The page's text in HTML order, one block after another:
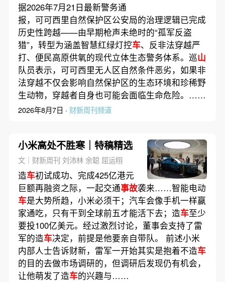
据2026年7月21日最新警务通
报，可可西里自然保护区公安局的治理逻辑已完成
历史性跨越——由早期枪声未绝时的“孤军反盗
猎”，转型为涵盖智慧红绿灯控车、反非法穿越严
打、便民高原供氧的现代立体生态警务体系。巡山
队员表示，可可西里无人区自然条件恶劣，如果非
法穿越不仅会影响自然保护区的生态环境和珍稀野
生动物，穿越者自身也可能会面临生命危险。……
2026年8月7日 · 财新周刊频道
小米高处不胜寒｜特稿精选
文｜财新周刊 刘沛林 余聪 屈运栩
造车初试成功、完成425亿港元
巨额再融资之际，一起交通事故袭来……智能电动
车是大势所趋，小米必须干；汽车会像手机一样赢
家通吃，只有干到全球前五才能活下去；造车至少
要投100亿美元。经过激烈讨论，董事会支持了雷
军的造车决定，前提是他要亲自带队。 前述小米
内部人士告诉财新，雷军一开始其实是抱着不造车
的目的去做市场调研的，但调研后发现仍有机会，
让他萌发了造车的兴趣与……